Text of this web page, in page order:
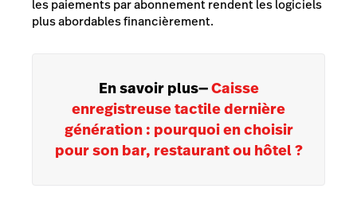
les paiements par abonnement rendent les logiciels
plus abordables financièrement.
En savoir plus—Caisse
enregistreuse tactile dernière
génération : pourquoi en choisir
pour son bar, restaurant ou hôtel ?